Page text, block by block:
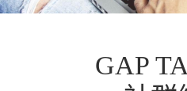
GAP